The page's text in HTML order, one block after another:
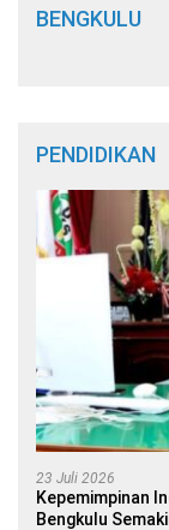
BENGKULU
PENDIDIKAN
23 Juli 2026
Kepemimpinan
Bengkulu